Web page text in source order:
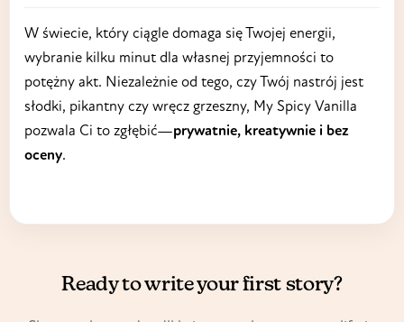
W świecie, który ciągle domaga się Twojej energii,
wybranie kilku minut dla własnej przyjemności to
potężny akt. Niezależnie od tego, czy Twój nastrój jest
słodki, pikantny czy wręcz grzeszny, My Spicy Vanilla
pozwala Ci to zgłębić—prywatnie, kreatywnie i bez
oceny.
Ready to write your first story?